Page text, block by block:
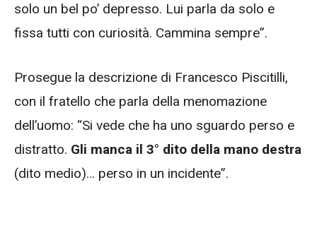
solo un bel po’ depresso. Lui parla da solo e
fissa tutti con curiosità. Cammina sempre”.
Prosegue la descrizione di Francesco Piscitilli,
con il fratello che parla della menomazione
dell’uomo: “Si vede che ha uno sguardo perso e
distratto. Gli manca il 3° dito della mano destra
(dito medio)… perso in un incidente”.